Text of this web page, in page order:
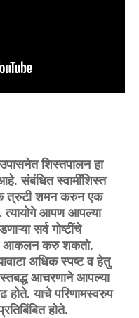
शिस्तपालन हा
संबंधित स्वामींशिस्त
त्रुटी शमन करुन एक
त्यायोगे आपण आपल्या
सर्व गोष्टींचे
आकलन करु शकतो.
अधिक स्पष्ट व हेतु
आचरणाने आपल्या
होते. याचे परिणामस्वरुप
होते.